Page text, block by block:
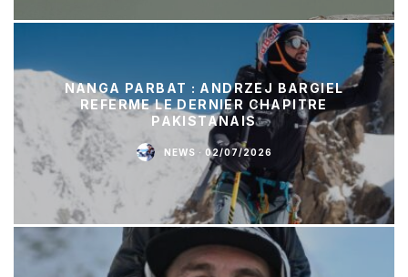
NANGA PARBAT : ANDRZEJ BARGIEL
REFERME LE DERNIER CHAPITRE
PAKISTANAIS
NEWS · 02/07/2026